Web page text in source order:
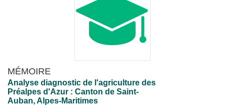
MÉMOIRE
Analyse diagnostic de l'agriculture des
Préalpes d'Azur : Canton de Saint-
Auban, Alpes-Maritimes